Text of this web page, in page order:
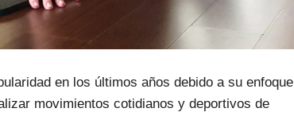
en los últimos años debido a su enfoque
movimientos cotidianos y deportivos de